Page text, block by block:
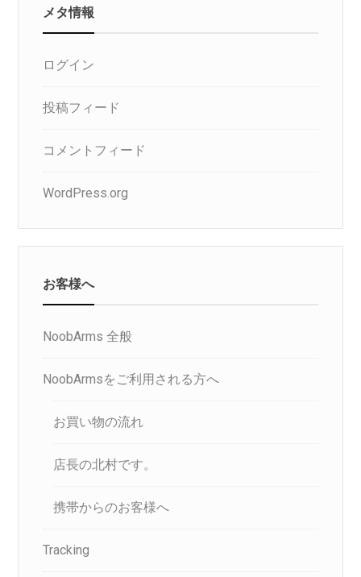
メタ情報
ログイン
投稿フィード
コメントフィード
WordPress.org
お客様へ
NoobArms 全般
NoobArmsをご利用される方へ
お買い物の流れ
店長の北村です。
携帯からのお客様へ
Tracking